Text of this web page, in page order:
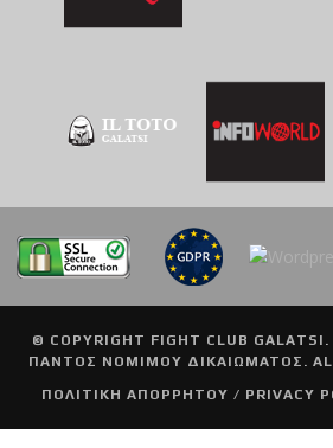
© COPYRIGHT FIGHT CLUB GALATSI
ΠΑΝΤΟΣ ΝΟΜΙΜΟΥ ΔΙΚΑΙΩΜΑΤΟΣ. ALL
ΠΟΛΙΤΙΚΗ ΑΠΟΡΡΗΤΟΥ / PRIVACY